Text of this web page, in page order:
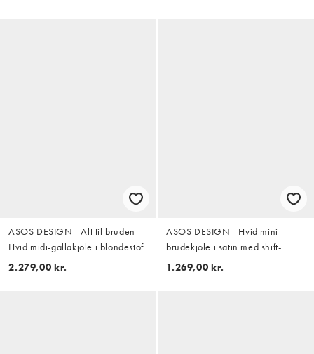
ASOS DESIGN - Alt til bruden -
Hvid midi-gallakjole i blondestof
2.279,00 kr.
ASOS DESIGN - Hvid mini-
brudekjole i satin med shift-
design og struktur
1.269,00 kr.